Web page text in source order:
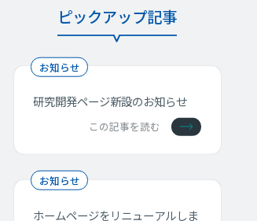
ピックアップ記事
お知らせ
研究開発ページ新設のお知らせ
この記事を読む
お知らせ
ホームページをリニューアルしま